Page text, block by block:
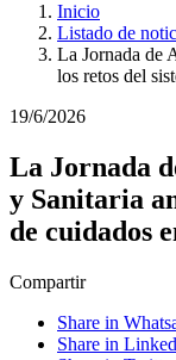
Inicio
Listado de
La Jornada de
los retos del
19/6/2026
La Jornada
y Sanitaria
de cuidados
Compartir
Share in
Share in